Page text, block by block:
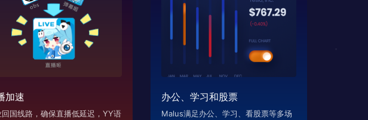
加速
回国线路，确保直播低延迟，YY语
办公、学习和股票
Malus满足办公、学习、看股票等多场